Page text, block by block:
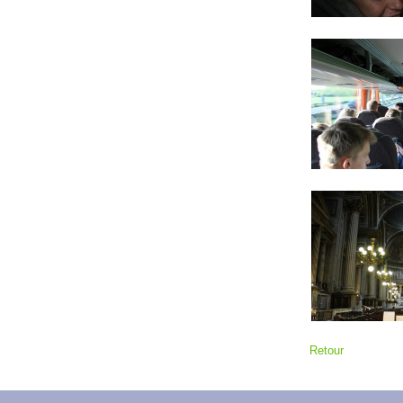
Retour